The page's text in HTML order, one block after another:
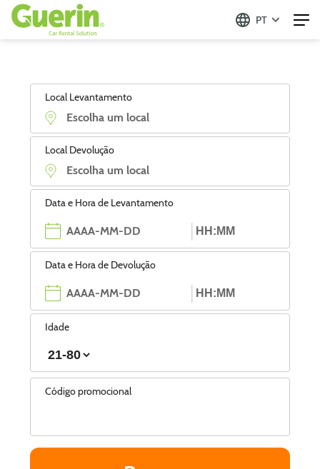
PT
Local Levantamento
Local Devolução
Data e Hora de Levantamento
Data e Hora de Devolução
Idade
Código promocional